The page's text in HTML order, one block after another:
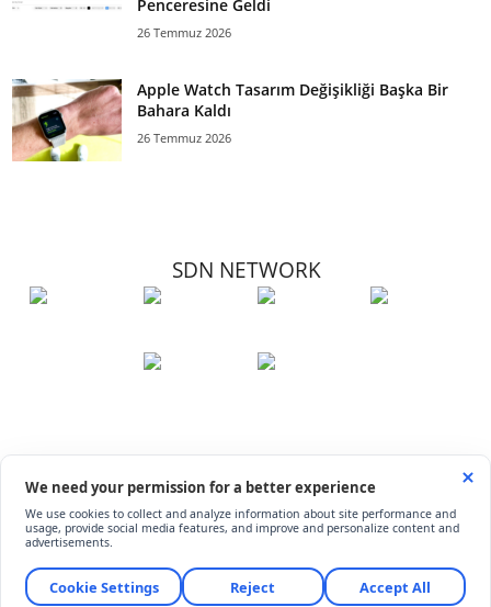
Penceresine Geldi
26 Temmuz 2026
Apple Watch Tasarım Değişikliği Başka Bir
Bahara Kaldı
26 Temmuz 2026
SDN NETWORK